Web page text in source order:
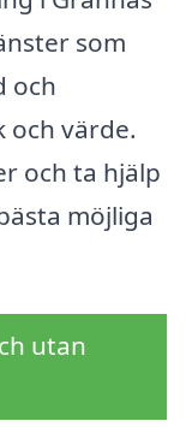
som
och
värde.
och ta hjälp
möjliga
utan